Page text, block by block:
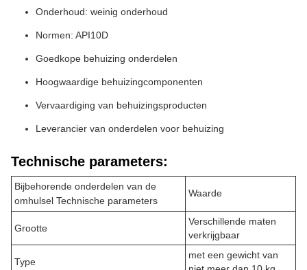
Onderhoud: weinig onderhoud
Normen: API10D
Goedkope behuizing onderdelen
Hoogwaardige behuizingcomponenten
Vervaardiging van behuizingsproducten
Leverancier van onderdelen voor behuizing
Technische parameters:
Bijbehorende onderdelen van de
omhulsel Technische parameters
Waarde
Grootte
Verschillende maten
verkrijgbaar
Type
met een gewicht van